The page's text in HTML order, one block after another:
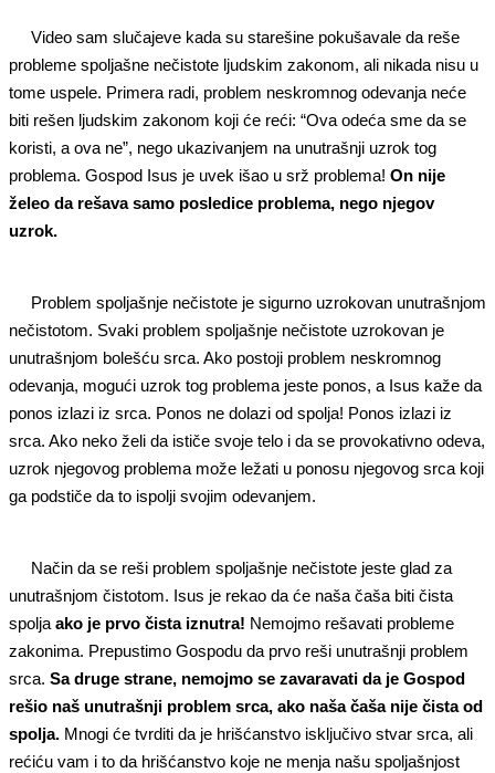
Video sam slučajeve kada su starešine pokušavale da reše
probleme spoljašne nečistote ljudskim zakonom, ali nikada nisu u
tome uspele. Primera radi, problem neskromnog odevanja neće
biti rešen ljudskim zakonom koji će reći: “Ova odeća sme da se
koristi, a ova ne”, nego ukazivanjem na unutrašnji uzrok tog
problema. Gospod Isus je uvek išao u srž problema! On nije
želeo da rešava samo posledice problema, nego njegov
uzrok.
Problem spoljašnje nečistote je sigurno uzrokovan unutrašnjom
nečistotom. Svaki problem spoljašnje nečistote uzrokovan je
unutrašnjom bolešću srca. Ako postoji problem neskromnog
odevanja, mogući uzrok tog problema jeste ponos, a Isus kaže da
ponos izlazi iz srca. Ponos ne dolazi od spolja! Ponos izlazi iz
srca. Ako neko želi da ističe svoje telo i da se provokativno odeva,
uzrok njegovog problema može ležati u ponosu njegovog srca koji
ga podstiče da to ispolji svojim odevanjem.
Način da se reši problem spoljašnje nečistote jeste glad za
unutrašnjom čistotom. Isus je rekao da će naša čaša biti čista
spolja ako je prvo čista iznutra! Nemojmo rešavati probleme
zakonima. Prepustimo Gospodu da prvo reši unutrašnji problem
srca. Sa druge strane, nemojmo se zavaravati da je Gospod
rešio naš unutrašnji problem srca, ako naša čaša nije čista od
spolja. Mnogi će tvrditi da je hrišćanstvo isključivo stvar srca, ali
rećiću vam i to da hrišćanstvo koje ne menja našu spoljašnjost